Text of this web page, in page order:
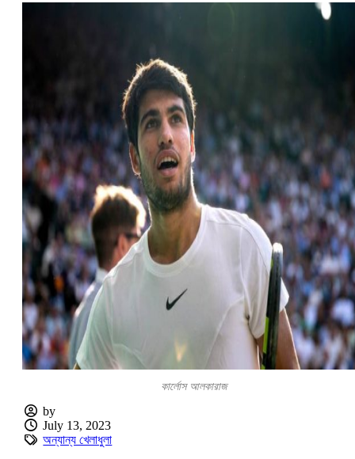
কার্লোস আলকারাজ
by
July 13, 2023
অন্যান্য খেলাধুলা